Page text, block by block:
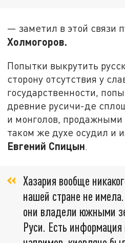
— заметил в этой связи
Холмогоров.
Попытки выкрутить
сторону отсутствия у
государственности,
древние русичи-де
и монголов, продажными
таком же духе осудил и
Евгений Спицын.
Хазария вообще
нашей стране не
они владели южными
Руси. Есть информация